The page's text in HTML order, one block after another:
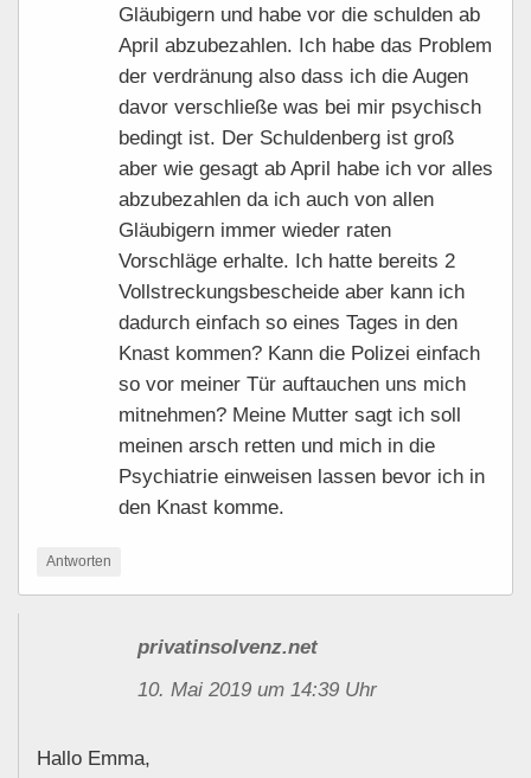
Gläubigern und habe vor die schulden ab
April abzubezahlen. Ich habe das Problem
der verdränung also dass ich die Augen
davor verschließe was bei mir psychisch
bedingt ist. Der Schuldenberg ist groß
aber wie gesagt ab April habe ich vor alles
abzubezahlen da ich auch von allen
Gläubigern immer wieder raten
Vorschläge erhalte. Ich hatte bereits 2
Vollstreckungsbescheide aber kann ich
dadurch einfach so eines Tages in den
Knast kommen? Kann die Polizei einfach
so vor meiner Tür auftauchen uns mich
mitnehmen? Meine Mutter sagt ich soll
meinen arsch retten und mich in die
Psychiatrie einweisen lassen bevor ich in
den Knast komme.
Antworten
privatinsolvenz.net
10. Mai 2019 um 14:39 Uhr
Hallo Emma,